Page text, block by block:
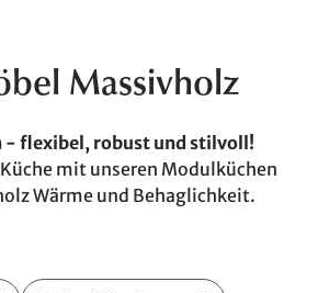
Massivholz
- flexibel, robust und stilvoll!
mit unseren Modulküchen
Wärme und Behaglichkeit.